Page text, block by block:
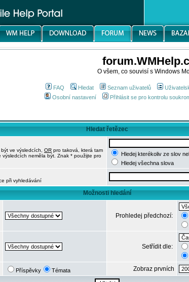
O všem, co souvisí s Windows
FAQ Hledat Seznam uživatelů
Osobní nastavení
Přihlásit se pro kontrolu
Hledat řetězec
ve výsledcích, OR pro taková, která tam
výsledcích neměla být. Znak * použijte pro
Hledej kterékoliv ze slov
Hledej všechna slova
při vyhledávání
Možnosti hledání
Prohledej předchozí:
Setřídit dle:
Příspěvky Témata Zobraz prvních